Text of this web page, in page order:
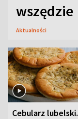
wszędzie
Aktualności
Cebularz lubelski.